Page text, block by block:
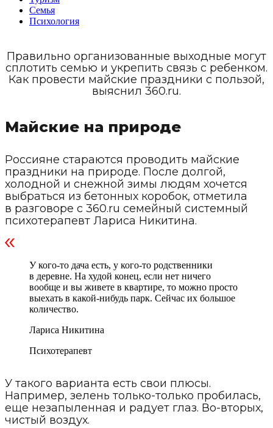
Семья
Психология
Правильно организованные выходные могут
сплотить семью и укрепить связь с ребенком.
Как провести майские праздники с пользой,
выяснил 360.ru.
Майские на природе
Россияне стараются проводить майские
праздники на природе. После долгой,
холодной и снежной зимы людям хочется
выбраться из бетонных коробок, отметила
в разговоре с 360.ru семейный системный
психотерапевт Лариса Никитина.
У кого-то дача есть, у кого-то родственники
в деревне. На худой конец, если нет ничего
вообще и вы живете в квартире, то можно просто
выехать в какой-нибудь парк. Сейчас их большое
количество.
Лариса Никитина
Психотерапевт
У такого варианта есть свои плюсы.
Например, зелень только-только пробилась,
еще незапыленная и радует глаз. Во-вторых,
чистый воздух.